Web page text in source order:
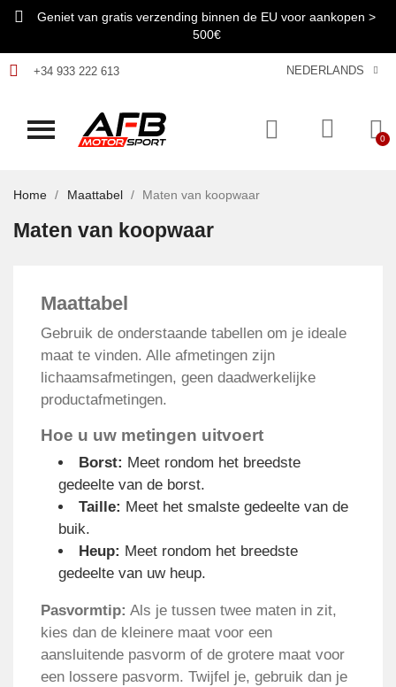
Geniet van gratis verzending binnen de EU voor aankopen >
500€
+34 933 222 613 NEDERLANDS
Home Maattabel Maten van koopwaar
Maten van koopwaar
Maattabel
Gebruik de onderstaande tabellen om je ideale
maat te vinden. Alle afmetingen zijn
lichaamsafmetingen, geen daadwerkelijke
productafmetingen.
Hoe u uw metingen uitvoert
Borst: Meet rondom het breedste
gedeelte van de borst.
Taille: Meet het smalste gedeelte van de
buik.
Heup: Meet rondom het breedste
gedeelte van uw heup.
Pasvormtip: Als je tussen twee maten in zit,
kies dan de kleinere maat voor een
aansluitende pasvorm of de grotere maat voor
een lossere pasvorm. Twijfel je, gebruik dan je